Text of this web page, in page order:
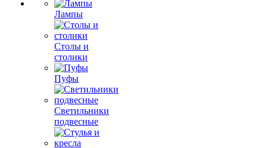
Лампы
Столы и
столики
Пуфы
Светильники
подвесные